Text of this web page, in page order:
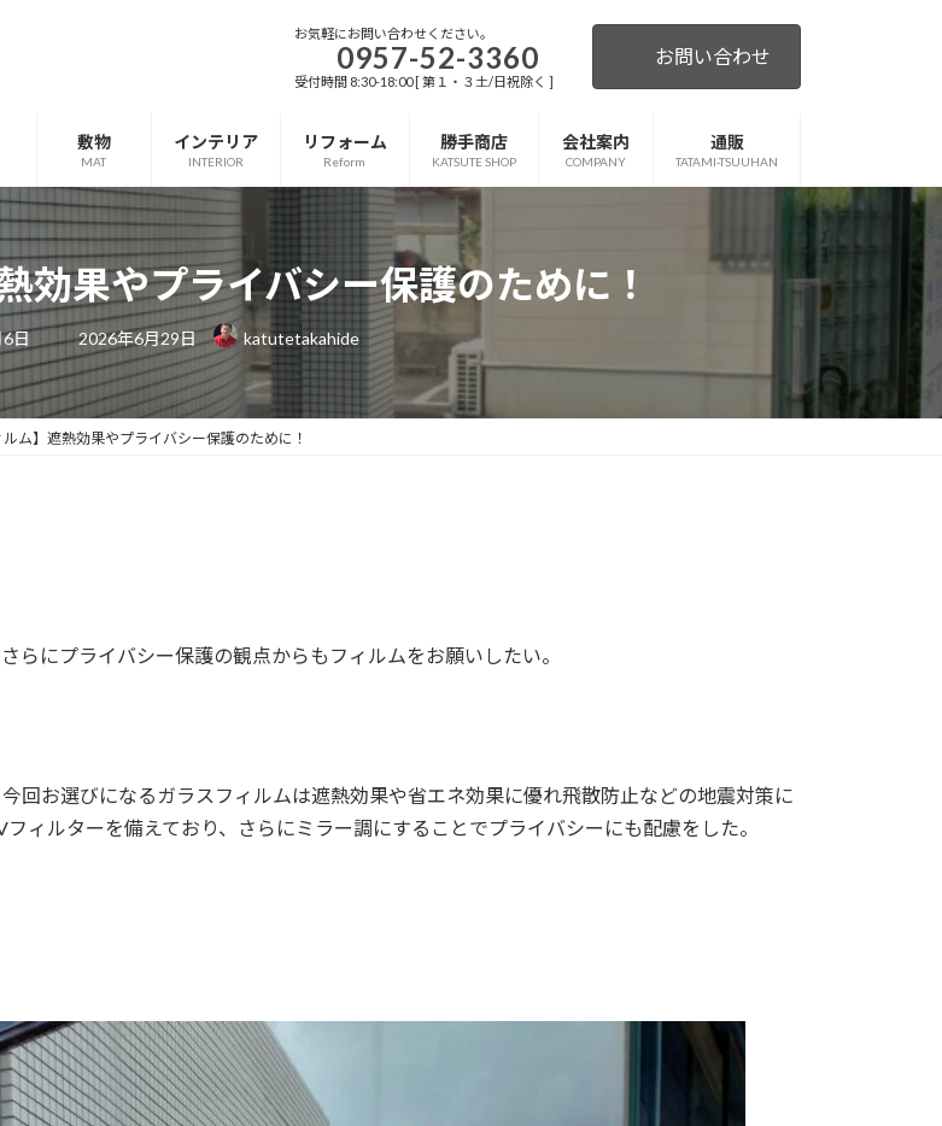
お気軽にお問い合わせください。
0957-52-3360
受付時間 8:30-18:00 [ 第１・３土/日祝除く ]
お問い合わせ
敷物
MAT
インテリア
INTERIOR
リフォーム
Reform
勝手商店
KATSUTE SHOP
会社案内
COMPANY
通販
TATAMI-TSUUHAN
効果やプライバシー保護のために！
日
最
終
更
新
日
時
:
2026年6月29日 katutetakahide
ルム】遮熱効果やプライバシー保護のために！
らにプライバシー保護の観点からもフィルムをお願いしたい。
回お選びになるガラスフィルムは遮熱効果や省エネ効果に優れ飛散防止などの地震対策に
ィルターを備えており、さらにミラー調にすることでプライバシーにも配慮をした。